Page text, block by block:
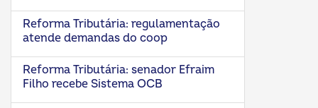
Reforma Tributária: regulamentação
atende demandas do coop
Reforma Tributária: senador Efraim
Filho recebe Sistema OCB